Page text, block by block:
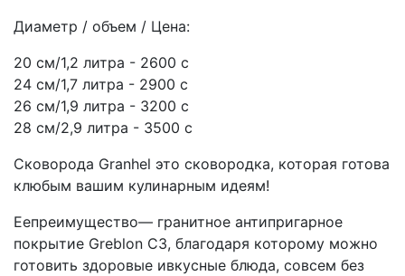
Диаметр / объем / Цена:
20 см/1,2 литра - 2600 с
24 см/1,7 литра - 2900 с
26 см/1,9 литра - 3200 с
28 см/2,9 литра - 3500 с
Сковорода Granhel это сковородка, которая готова
клюбым вашим кулинарным идеям!
Еепреимущество— гранитное антипригарное
покрытие Greblon C3, благодаря которому можно
готовить здоровые ивкусные блюда, совсем без